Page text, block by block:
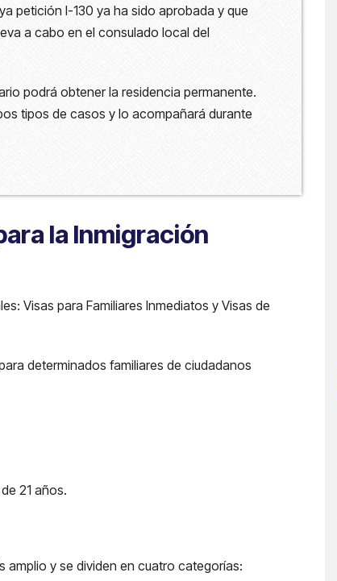
petición I-130 ya ha sido aprobada y que
a cabo en el consulado local del
podrá obtener la residencia permanente.
tipos de casos y lo acompañará durante
la Inmigración
Visas para Familiares Inmediatos y Visas de
determinados familiares de ciudadanos
21 años.
amplio y se dividen en cuatro categorías: